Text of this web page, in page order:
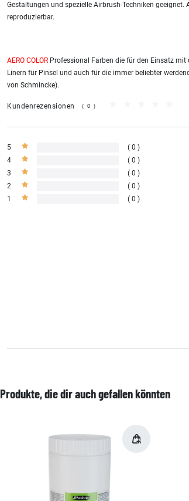
Gestaltungen und spezielle Airbrush-Techniken
reproduzierbar.
AERO COLOR Professional Farben die für den Einsatz mit
Linern für Pinsel und auch für die immer beliebter
von Schmincke).
Kundenrezensionen (0)
5
0
4
0
3
0
2
0
1
0
Produkte, die dir auch gefallen könnten